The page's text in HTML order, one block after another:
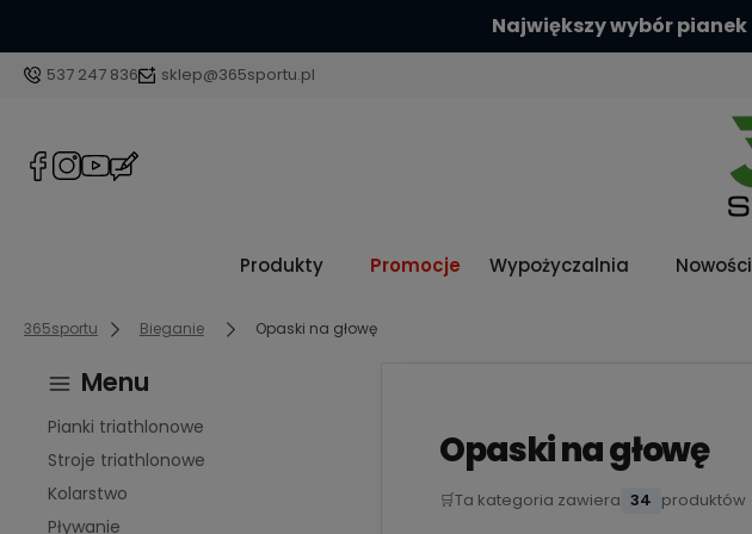
537 247 836 sklep@365sportu.pl
Produkty Promocje Wypożyczalnia Nowości
365sportu Bieganie Opaski na głowę
Menu
Pianki triathlonowe
Stroje triathlonowe
Kolarstwo
Pływanie
Opaski na głowę
🛒Ta kategoria zawiera 34 produktów